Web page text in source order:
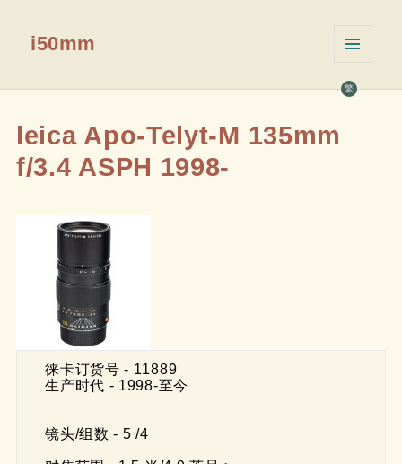
繁
i50mm
挂件
leica Apo-Telyt-M 135mm
f/3.4 ASPH 1998-
    徕卡订货号 - 11889
    生产时代 - 1998-至今
    镜头/组数 - 5 /4